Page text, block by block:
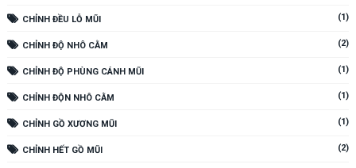
CHỈNH ĐỀU LỖ MŨI (1)
CHỈNH ĐỘ NHÔ CẰM (2)
CHỈNH ĐỘ PHÙNG CÁNH MŨI (1)
CHỈNH ĐỘN NHÔ CẰM (1)
CHỈNH GỒ XƯƠNG MŨI (1)
CHỈNH HẾT GỒ MŨI (2)